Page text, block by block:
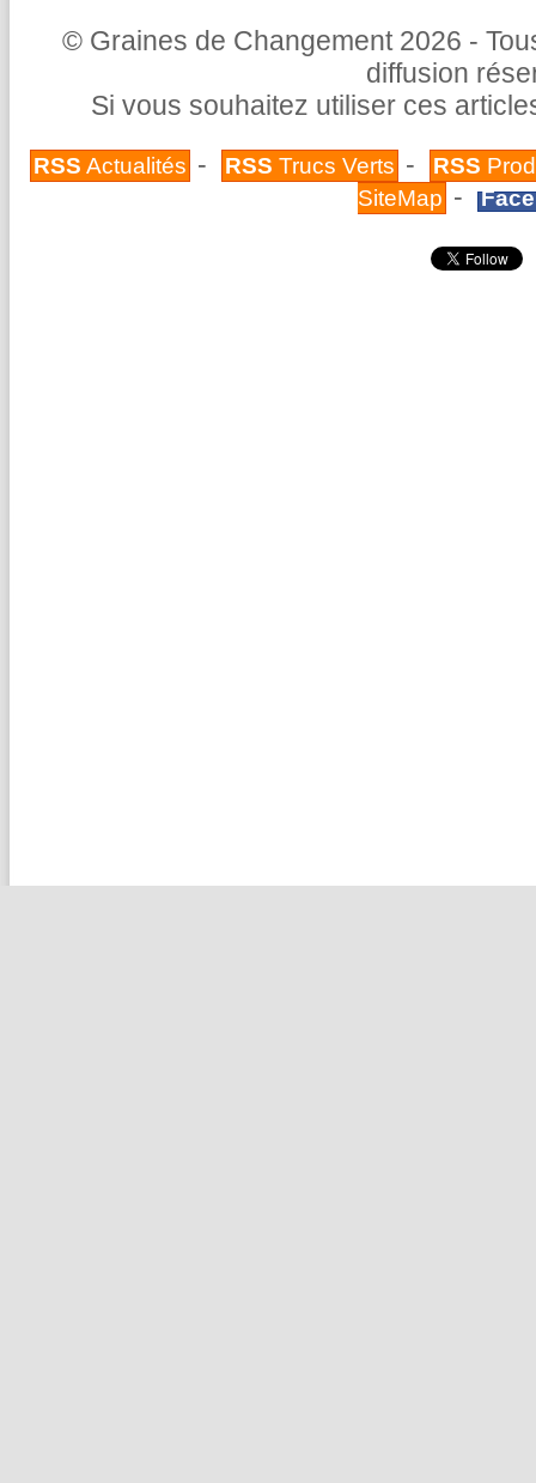
© Graines de Changement 2026 -
diffusion
Si vous souhaitez utiliser ces
RSS Actualités - RSS Trucs Verts - RSS
SiteMap -